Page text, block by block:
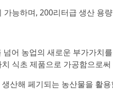
능하며, 200리터급 생산 용
어 농업의 새로운 부가가치
식초 제품으로 가공함으로
산해 페기되는 농산물을 활